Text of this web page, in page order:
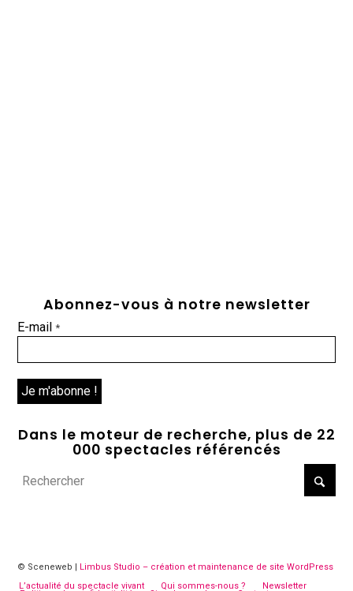
Abonnez-vous à notre newsletter
E-mail*
Dans le moteur de recherche, plus de 22
000 spectacles référencés
© Sceneweb |
Limbus Studio – création et maintenance de site WordPress
L’actualité du spectacle vivant
Qui sommes-nous ? Newsletter